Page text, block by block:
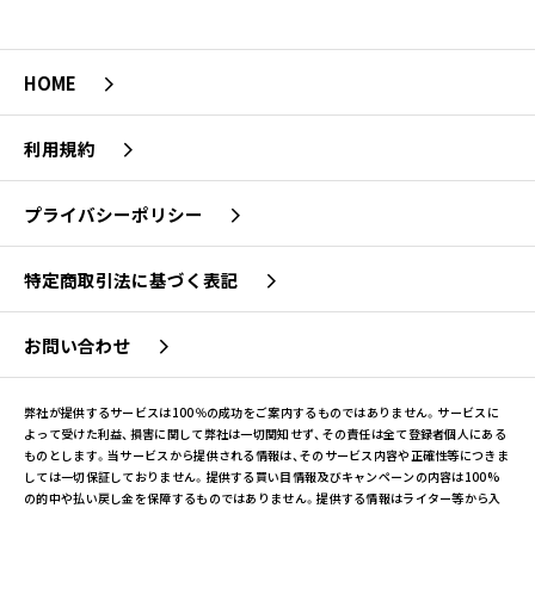
HOME
利用規約
プライバシーポリシー
特定商取引法に基づく表記
お問い合わせ
弊社が提供するサービスは100％の成功をご案内するものではありません。サービスに
よって受けた利益、損害に関して弊社は一切関知せず、その責任は全て登録者個人にある
ものとします。当サービスから提供される情報は、そのサービス内容や正確性等につきま
しては一切保証しておりません。提供する買い目情報及びキャンペーンの内容は100%
の的中や払い戻し金を保障するものではありません。提供する情報はライター等から入